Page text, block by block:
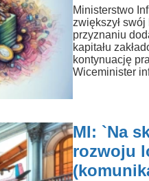
Ministerstwo
zwiększył
przyznaniu
kapitału
kontynuację
Wiceminister
MI: `Na
rozwoju